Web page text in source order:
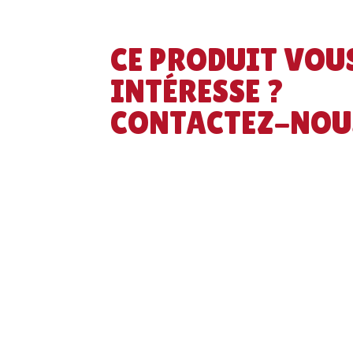
CE PRODUIT
INTÉRESSE ?
CONTACTEZ-